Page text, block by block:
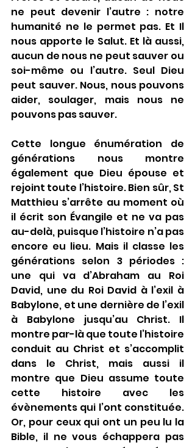
ne peut devenir l’autre : notre
humanité ne le permet pas. Et Il
nous apporte le Salut. Et là aussi,
aucun de nous ne peut sauver ou
soi-même ou l’autre. Seul Dieu
peut sauver. Nous, nous pouvons
aider, soulager, mais nous ne
pouvons pas sauver.
Cette longue énumération de
générations nous montre
également que Dieu épouse et
rejoint toute l’histoire. Bien sûr, St
Matthieu s’arrête au moment où
il écrit son Évangile et ne va pas
au-delà, puisque l’histoire n’a pas
encore eu lieu. Mais il classe les
générations selon 3 périodes :
une qui va d’Abraham au Roi
David, une du Roi David à l’exil à
Babylone, et une dernière de l’exil
à Babylone jusqu’au Christ. Il
montre par-là que toute l’histoire
conduit au Christ et s’accomplit
dans le Christ, mais aussi il
montre que Dieu assume toute
cette histoire avec les
évènements qui l’ont constituée.
Or, pour ceux qui ont un peu lu la
Bible, il ne vous échappera pas